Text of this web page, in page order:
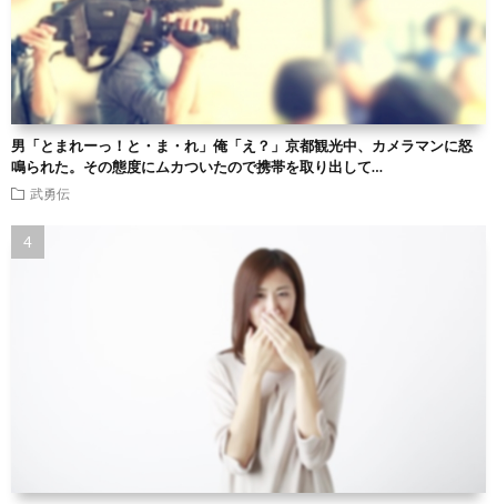
男「とまれーっ！と・ま・れ」俺「え？」京都観光中、カメラマンに怒
鳴られた。その態度にムカついたので携帯を取り出して…
武勇伝